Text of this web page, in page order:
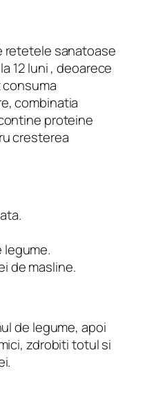
retetele sanatoase
12 luni , deoarece
combinatia
proteine
cresterea
de masline.
de legume, apoi
zdrobiti totul si